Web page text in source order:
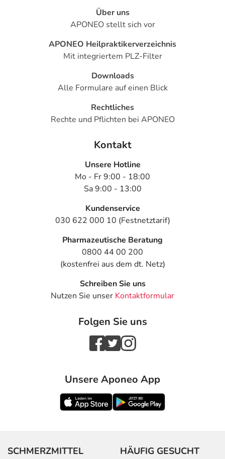
Über uns
APONEO stellt sich vor
APONEO Heilpraktikerverzeichnis
Mit integriertem PLZ-Filter
Downloads
Alle Formulare auf einen Blick
Rechtliches
Rechte und Pflichten bei APONEO
Kontakt
Unsere Hotline
Mo - Fr 9:00 - 18:00
Sa 9:00 - 13:00
Kundenservice
030 622 000 10 (Festnetztarif)
Pharmazeutische Beratung
0800 44 00 200
(kostenfrei aus dem dt. Netz)
Schreiben Sie uns
Nutzen Sie unser Kontaktformular
Folgen Sie uns
Unsere Aponeo App
SCHMERZMITTEL HÄUFIG GESUCHT